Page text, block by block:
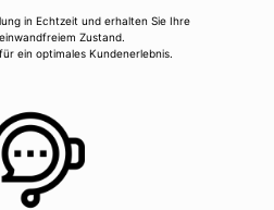
in Echtzeit und erhalten Sie Ihre
Zustand.
ein optimales Kundenerlebnis.